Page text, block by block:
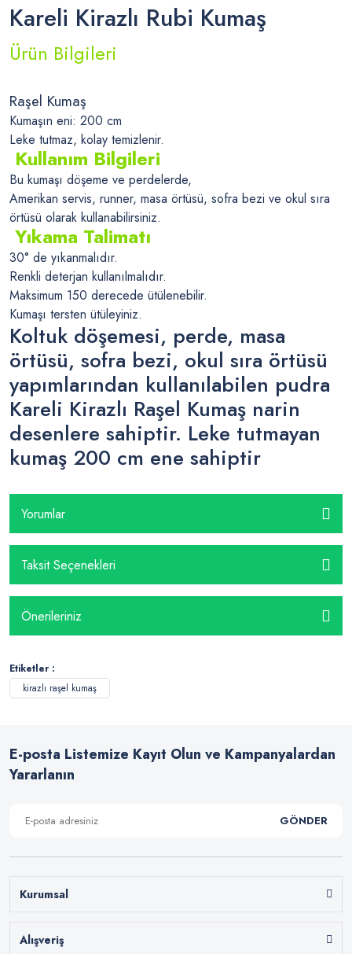
Kareli Kirazlı Rubi Kumaş
Ürün Bilgileri
Raşel Kumaş
Kumaşın eni: 200 cm
Leke tutmaz, kolay temizlenir.
Kullanım Bilgileri
Bu kumaşı döşeme ve perdelerde,
Amerikan servis, runner, masa örtüsü, sofra bezi ve okul sıra
örtüsü olarak kullanabilirsiniz.
Yıkama Talimatı
30° de yıkanmalıdır.
Renkli deterjan kullanılmalıdır.
Maksimum 150 derecede ütülenebilir.
Kumaşı tersten ütüleyiniz.
Koltuk döşemesi, perde, masa
örtüsü, sofra bezi, okul sıra örtüsü
yapımlarından kullanılabilen pudra
Kareli Kirazlı Raşel Kumaş narin
desenlere sahiptir. Leke tutmayan
kumaş 200 cm ene sahiptir
Yorumlar
Taksit Seçenekleri
Önerileriniz
Etiketler :
kirazlı raşel kumaş
E-posta Listemize Kayıt Olun ve Kampanyalardan
Yararlanın
GÖNDER
Kurumsal
Alışveriş